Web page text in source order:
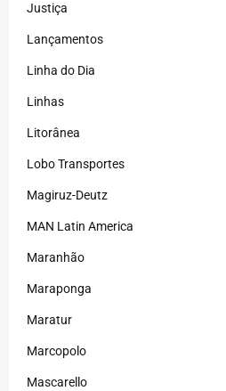
Justiça
Lançamentos
Linha do Dia
Linhas
Litorânea
Lobo Transportes
Magiruz-Deutz
MAN Latin America
Maranhão
Maraponga
Maratur
Marcopolo
Mascarello